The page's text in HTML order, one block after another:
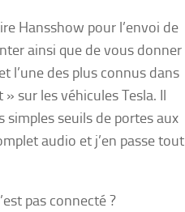
Hansshow pour l’envoi de
ainsi que de vous donner
l’une des plus connus dans
sur les véhicules Tesla. Il
seuils de portes aux
audio et j’en passe tout
pas connecté ?